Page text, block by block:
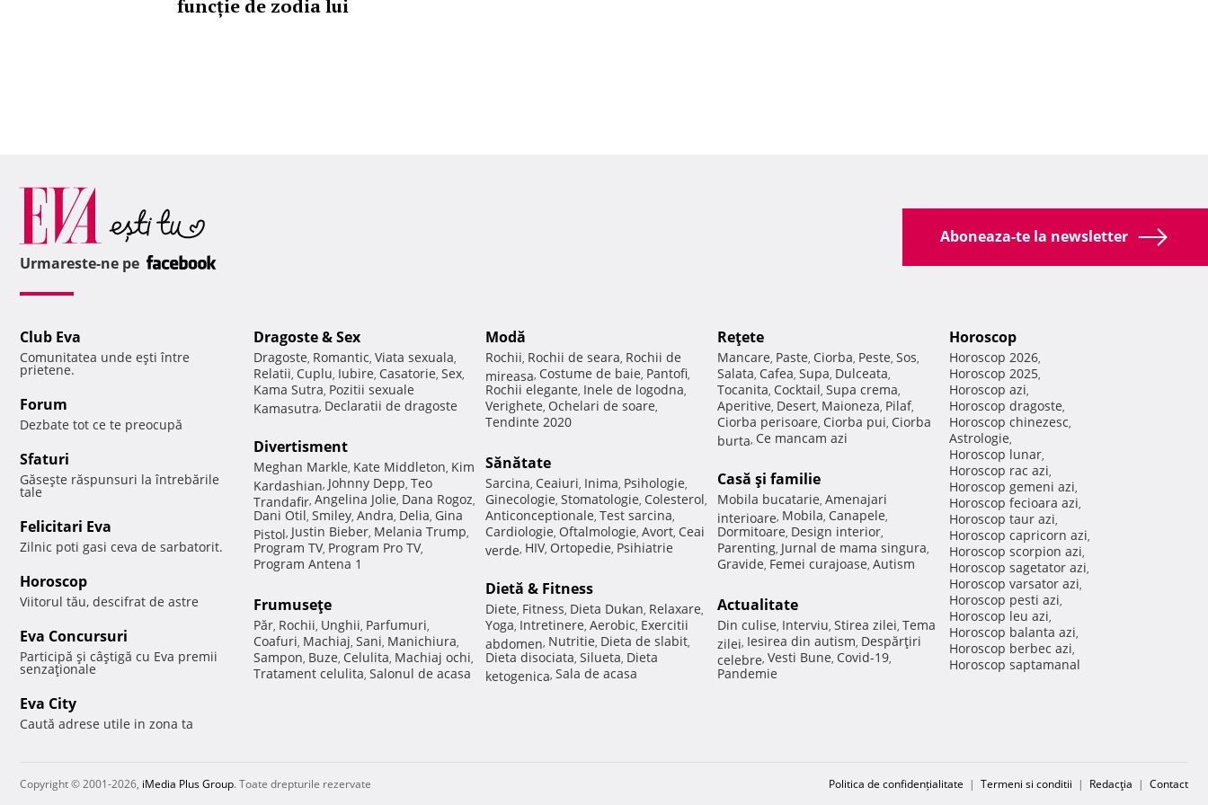
funcție de zodia lui
Aboneaza-te la newsletter
Urmareste-ne pe
Club Eva
Comunitatea unde eşti între
prietene.
Forum
Dezbate tot ce te preocupă
Sfaturi
Găseşte răspunsuri la întrebările
tale
Felicitari Eva
Zilnic poti gasi ceva de sarbatorit.
Horoscop
Viitorul tău, descifrat de astre
Eva Concursuri
Participă şi câştigă cu Eva premii
senzaţionale
Eva City
Caută adrese utile in zona ta
Dragoste & Sex
Dragoste, Romantic, Viata sexuala,
Relatii, Cuplu, Iubire, Casatorie, Sex,
Kama Sutra, Pozitii sexuale
Kamasutra, Declaratii de dragoste
Divertisment
Meghan Markle, Kate Middleton, Kim
Kardashian, Johnny Depp, Teo
Trandafir, Angelina Jolie, Dana Rogoz,
Dani Otil, Smiley, Andra, Delia, Gina
Pistol, Justin Bieber, Melania Trump,
Program TV, Program Pro TV,
Program Antena 1
Frumuseţe
Păr, Rochii, Unghii, Parfumuri,
Coafuri, Machiaj, Sani, Manichiura,
Sampon, Buze, Celulita, Machiaj ochi,
Tratament celulita, Salonul de acasa
Modă
Rochii, Rochii de seara, Rochii de
mireasa, Costume de baie, Pantofi,
Rochii elegante, Inele de logodna,
Verighete, Ochelari de soare,
Tendinte 2020
Sănătate
Sarcina, Ceaiuri, Inima, Psihologie,
Ginecologie, Stomatologie, Colesterol,
Anticonceptionale, Test sarcina,
Cardiologie, Oftalmologie, Avort, Ceai
verde, HIV, Ortopedie, Psihiatrie
Dietă & Fitness
Diete, Fitness, Dieta Dukan, Relaxare,
Yoga, Intretinere, Aerobic, Exercitii
abdomen, Nutritie, Dieta de slabit,
Dieta disociata, Silueta, Dieta
ketogenica, Sala de acasa
Reţete
Mancare, Paste, Ciorba, Peste, Sos,
Salata, Cafea, Supa, Dulceata,
Tocanita, Cocktail, Supa crema,
Aperitive, Desert, Maioneza, Pilaf,
Ciorba perisoare, Ciorba pui, Ciorba
burta, Ce mancam azi
Casă şi familie
Mobila bucatarie, Amenajari
interioare, Mobila, Canapele,
Dormitoare, Design interior,
Parenting, Jurnal de mama singura,
Gravide, Femei curajoase, Autism
Actualitate
Din culise, Interviu, Stirea zilei, Tema
zilei, Iesirea din autism, Despărţiri
celebre, Vesti Bune, Covid-19,
Pandemie
Horoscop
Horoscop 2026,
Horoscop 2025,
Horoscop azi,
Horoscop dragoste,
Horoscop chinezesc,
Astrologie,
Horoscop lunar,
Horoscop rac azi,
Horoscop gemeni azi,
Horoscop fecioara azi,
Horoscop taur azi,
Horoscop capricorn azi,
Horoscop scorpion azi,
Horoscop sagetator azi,
Horoscop varsator azi,
Horoscop pesti azi,
Horoscop leu azi,
Horoscop balanta azi,
Horoscop berbec azi,
Horoscop saptamanal
Copyright © 2001-2026, iMedia Plus Group. Toate drepturile rezervate Politica de confidențialitate | Termeni si conditii | Redacţia | Contact